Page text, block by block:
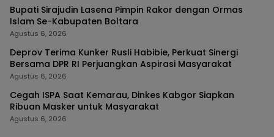
Bupati Sirajudin Lasena Pimpin Rakor dengan Ormas
Islam Se-Kabupaten Boltara
Agustus 6, 2026
Deprov Terima Kunker Rusli Habibie, Perkuat Sinergi
Bersama DPR RI Perjuangkan Aspirasi Masyarakat
Agustus 6, 2026
Cegah ISPA Saat Kemarau, Dinkes Kabgor Siapkan
Ribuan Masker untuk Masyarakat
Agustus 6, 2026